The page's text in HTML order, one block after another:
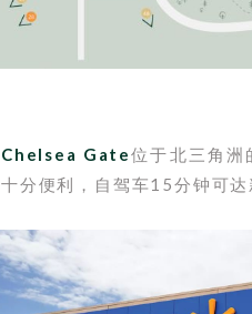
Chelsea Gate位于北三角
十分便利，自驾车15分钟可